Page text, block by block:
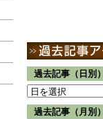
過去記事（日別）
過去記事（月別）